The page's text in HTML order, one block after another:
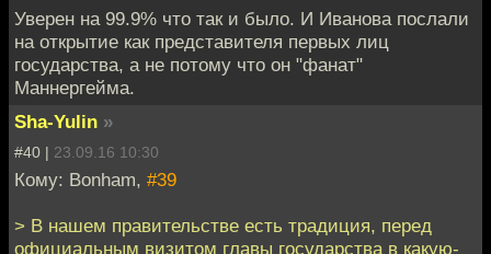
Уверен на 99.9% что так и было. И Иванова послали
на открытие как представителя первых лиц
государства, а не потому что он "фанат"
Маннергейма.
Sha-Yulin »
#40 | 23.09.16 10:30
Кому: Bonham, #39
> В нашем правительстве есть традиция, перед
официальным визитом главы государства в какую-